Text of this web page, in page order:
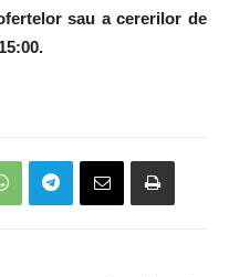
sau a cererilor de